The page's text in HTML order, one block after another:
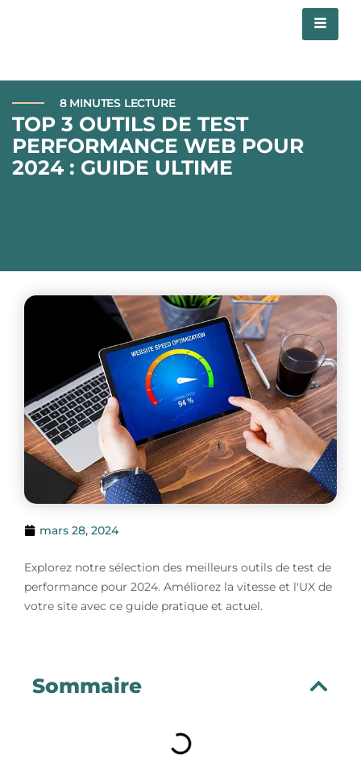
8 MINUTES LECTURE
TOP 3 OUTILS DE TEST
PERFORMANCE WEB POUR
2024 : GUIDE ULTIME
mars 28, 2024
Explorez notre sélection des meilleurs outils de test de
performance pour 2024. Améliorez la vitesse et l'UX de
votre site avec ce guide pratique et actuel.
Sommaire